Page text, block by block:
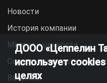
Новости
История компании
Миссия и ценности
Социальная
Вакансии
ДООО «Цеппелин
использует
целях